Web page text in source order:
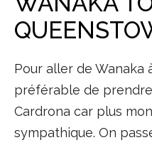
Pour aller de Wanaka
préférable de
Cardrona car plus
sympathique. On